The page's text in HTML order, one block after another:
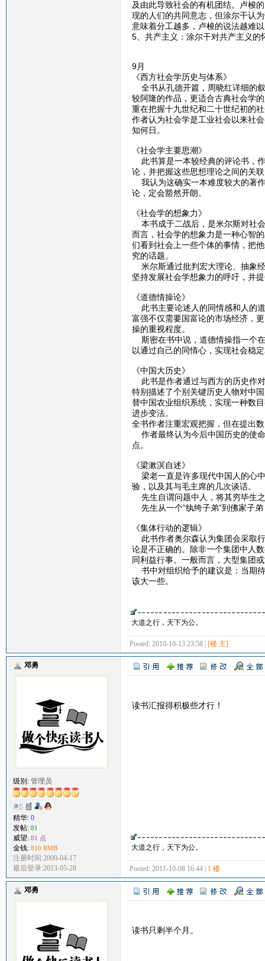
及由此导致社会的有机团结。卢梭
现的人们的共同意志，但涂尔干认
意味着分工越多，卢梭的说法越难
5、共产主义：涂尔干对共产主义
9月
《西方社会学历史与体系》
全书从孔德开篇，周晓红详细的
较阿隆的作品，更适合古典社会学
重在把握十九世纪和二十世纪初的
作者认为社会学是工业社会以来社
知何日。
《社会学主要思潮》
此书算是一本较经典的评论书，
论，并把握这些思想理论之间的关
我认为这确实一本难度较大的著
论，定会豁然开朗。
《社会学的想象力》
本书成于二战后，是米尔斯对社
而言，社会学的想象力是一种心智
们看到社会上一些个体的事情，把
究的话题。
米尔斯通过批判宏大理论、抽象
坚持发展社会学想象力的呼吁，并
《道德情操论》
此书主要论述人的同情感和人的
富强不仅需要国富论的市场经济，
操的重视程度。
斯密在书中说，道德情操指一个
以通过自己的同情心，实现社会稳
《中国大历史》
此书是作者通过与西方的历史作
特别描述了个别关键历史人物对中
替中国农业组织系统，实现一种数
进步变法。
全书作者注重宏观把握，但在提出
作者最终认为今后中国历史的使
点。
《梁漱溟自述》
梁老一直是许多现代中国人的心
验，以及其与毛主席的几次谈话。
先生自谓问题中人，将其穷毕生
先生从一个“纨绔子弟”到佛家子
《集体行动的逻辑》
此书作者奥尔森认为集团会采取
论是不正确的。除非一个集团中人
同利益行事。一般而言，大型集团
书中对组织给予的建议是：当期
该大一些。
大道之行，天下为公。
Posted: 2010-10-13 23:58 | [楼 主]
邓勇
级别: 管理员
精华: 0
发帖: 81
威望: 81 点
金钱: 810 RMB
注册时间:2009-04-17
最后登录:2013-05-28
读书汇报得积极些才行！
大道之行，天下为公。
Posted: 2011-10-08 16:44 | 1 楼
邓勇
读书只剩半个月。